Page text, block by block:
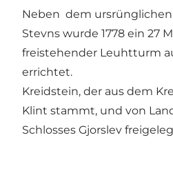
Neben dem
Stevns wurde 1778 ein 27
freistehender Leuhtturm
errichtet.
Kreidstein, der aus dem
Klint stammt, und von
Schlosses Gjorslev